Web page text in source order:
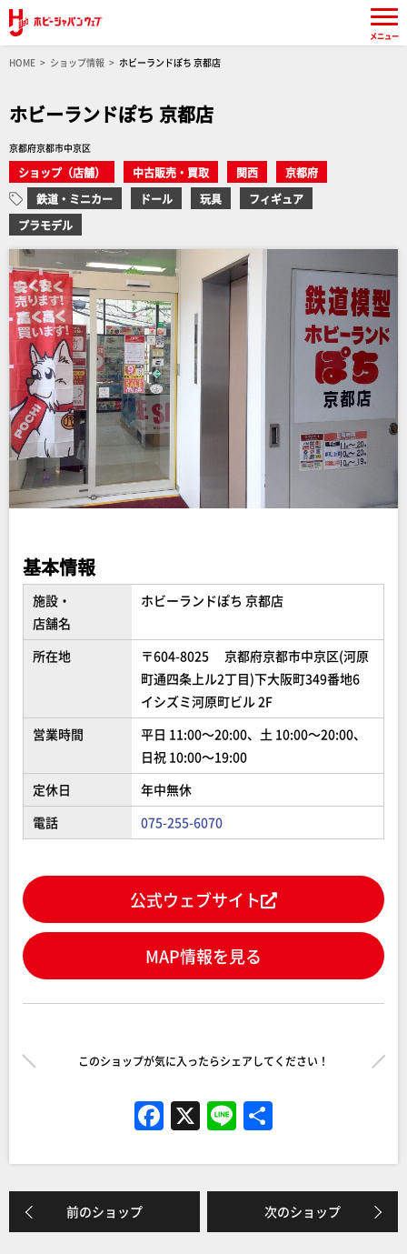
HOME ショップ情報 ホビーランドぽち 京都店
ホビーランドぽち 京都店
京都府京都市中京区
ショップ（店舗） 中古販売・買取 関西
京都府
鉄道・ミニカー
ドール 玩具
フィギュア
プラモデル
基本情報
施設・
店舗名
ホビーランドぽち 京都店
所在地
〒604-8025 京都府京都市中京区(河原
町通四条上ル2丁目)下大阪町349番地6
イシズミ河原町ビル 2F
営業時間
平日 11:00～20:00、土 10:00～20:00、
日祝 10:00～19:00
定休日
年中無休
電話
075-255-6070
公式ウェブサイト
MAP情報を見る
このショップが気に入ったらシェアしてください！
F
a
c
e
b
X Li
n
e
前のショップ 次のショップ
メニュー